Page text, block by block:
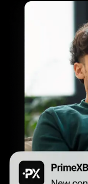
สำเร็จ